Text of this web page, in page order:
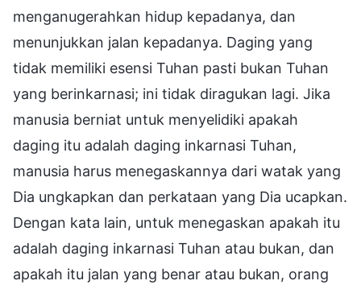
menganugerahkan hidup kepadanya, dan
menunjukkan jalan kepadanya. Daging yang
tidak memiliki esensi Tuhan pasti bukan Tuhan
yang berinkarnasi; ini tidak diragukan lagi. Jika
manusia berniat untuk menyelidiki apakah
daging itu adalah daging inkarnasi Tuhan,
manusia harus menegaskannya dari watak yang
Dia ungkapkan dan perkataan yang Dia ucapkan.
Dengan kata lain, untuk menegaskan apakah itu
adalah daging inkarnasi Tuhan atau bukan, dan
apakah itu jalan yang benar atau bukan, orang